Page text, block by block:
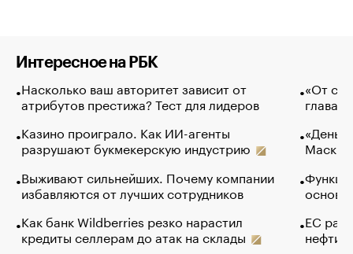
Интересное на РБК
Насколько ваш авторитет зависит от
атрибутов престижа? Тест для лидеров
Казино проиграло. Как ИИ-агенты
разрушают букмекерскую индустрию
Выживают сильнейших. Почему компании
избавляются от лучших сотрудников
Как банк Wildberries резко нарастил
кредиты селлерам до атак на склады
«От
глава
Маск в
основ
ЕС
нефти